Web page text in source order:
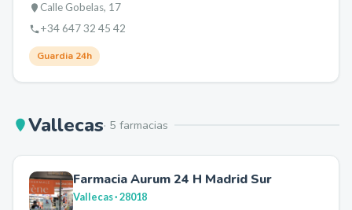
Calle Gobelas, 17
+34 647 32 45 42
Guardia 24h
Vallecas· 5 farmacias
Farmacia Aurum 24 H Madrid Sur
Vallecas· 28018